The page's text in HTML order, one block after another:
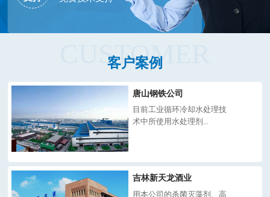
CUSTOMER
客户案例
唐山钢铁公司
目前工业循环冷却水处理技
术中所使用水处理剂...
吉林新天龙酒业
用本公司的杀菌灭藻剂、高